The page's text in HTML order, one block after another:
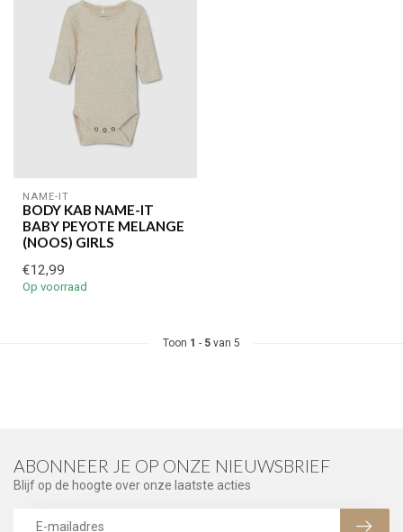
NAME-IT
BODY KAB NAME-IT
BABY PEYOTE MELANGE
(NOOS) GIRLS
€12,99
Op voorraad
Toon 1 - 5 van 5
ABONNEER JE OP ONZE NIEUWSBRIEF
Blijf op de hoogte over onze laatste acties